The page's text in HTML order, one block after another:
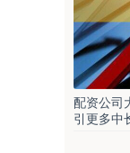
配资公司
引更多中